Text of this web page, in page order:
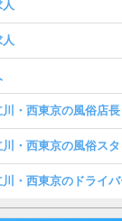
・西東京の風俗店
・西東京の風俗ス
・西東京のドライ